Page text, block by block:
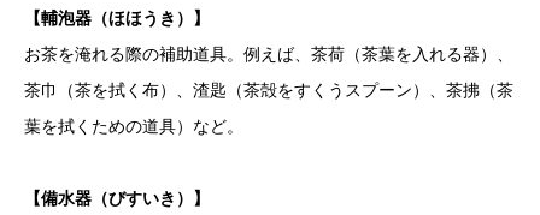
【輔泡器（ほほうき）】
お茶を淹れる際の補助道具。例えば、茶荷（茶葉を入れる器）、
茶巾（茶を拭く布）、渣匙（茶殻をすくうスプーン）、茶拂（茶
葉を拭くための道具）など。
【備水器（びすいき）】